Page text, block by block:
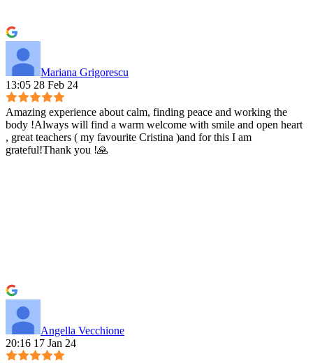
Mariana Grigorescu
13:05 28 Feb 24
Amazing experience about calm, finding peace and working the
body !Always will find a warm welcome with smile and open heart
, great teachers ( my favourite Cristina )and for this I am
grateful!Thank you !🙏
Angella Vecchione
20:16 17 Jan 24